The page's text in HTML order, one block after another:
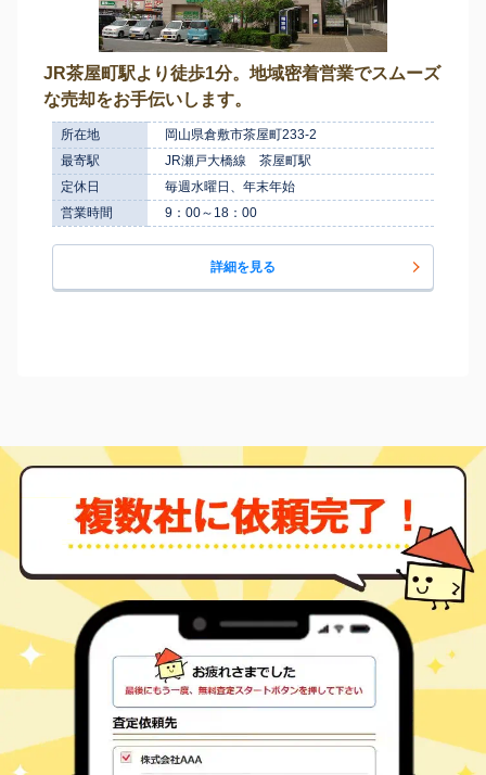
JR茶屋町駅より徒歩1分。地域密着営業でスムーズ
な売却をお手伝いします。
所在地
岡山県倉敷市茶屋町233-2
最寄駅
JR瀬戸大橋線 茶屋町駅
定休日
毎週水曜日、年末年始
営業時間
9：00～18：00
詳細を見る